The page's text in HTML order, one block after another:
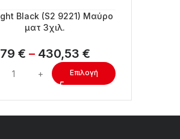
Black (S2 9221) Μαύρο
ματ 3χιλ.
€ – 430,53 €
Επιλογή